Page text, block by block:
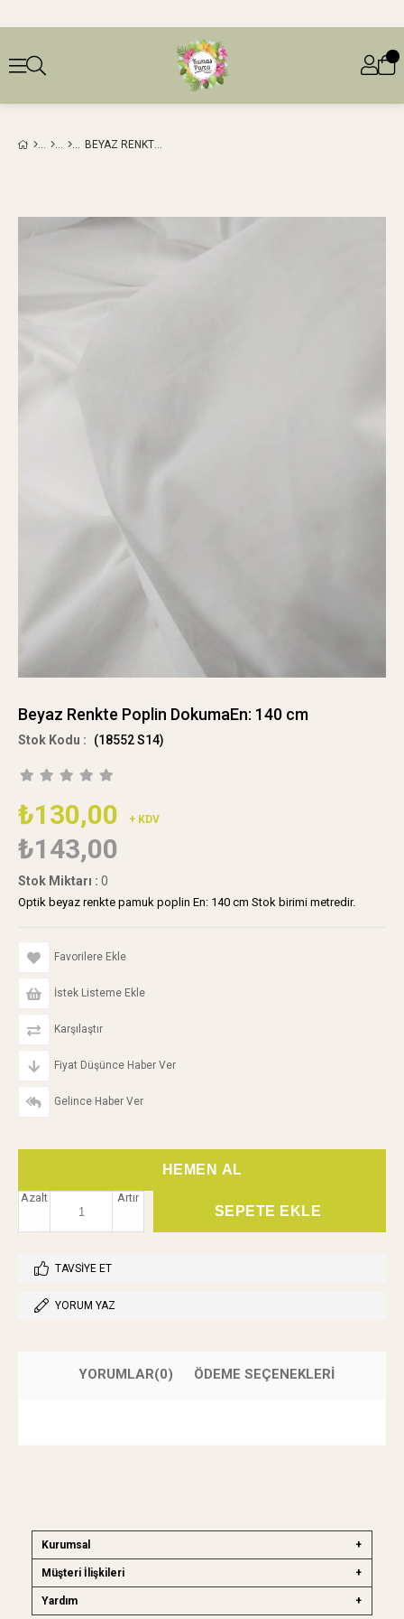
BEYAZ RENKTE POPLIN DOKUMAEN: 140 CM
Beyaz Renkte Poplin DokumaEn: 140 cm
(18552 S14)
₺130,00 + KDV
₺143,00
Stok Miktarı : 0
Optik beyaz renkte pamuk poplin En: 140 cm Stok birimi metredir.
Favorilere Ekle
İstek Listeme Ekle
Karşılaştır
Fiyat Düşünce Haber Ver
Gelince Haber Ver
Artır
Azalt
TAVSIYE ET
YORUM YAZ
YORUMLAR(0) ÖDEME SEÇENEKLERI
Kurumsal
Müşteri İlişkileri
Yardım